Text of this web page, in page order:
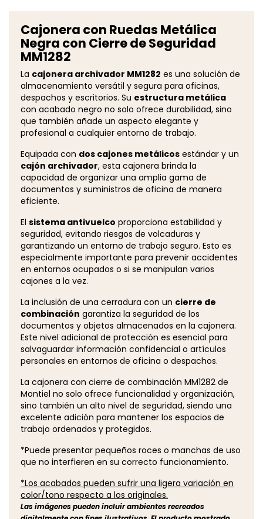
Cajonera con Ruedas Metálica
Negra con Cierre de Seguridad
MM1282
La cajonera archivador MM1282 es una solución de
almacenamiento versátil y segura para oficinas,
despachos y escritorios. Su estructura metálica
con acabado negro no solo ofrece durabilidad, sino
que también añade un aspecto elegante y
profesional a cualquier entorno de trabajo.
Equipada con dos cajones metálicos estándar y un
cajón archivador, esta cajonera brinda la
capacidad de organizar una amplia gama de
documentos y suministros de oficina de manera
eficiente.
El sistema antivuelco proporciona estabilidad y
seguridad, evitando riesgos de volcaduras y
garantizando un entorno de trabajo seguro. Esto es
especialmente importante para prevenir accidentes
en entornos ocupados o si se manipulan varios
cajones a la vez.
La inclusión de una cerradura con un cierre de
combinación garantiza la seguridad de los
documentos y objetos almacenados en la cajonera.
Este nivel adicional de protección es esencial para
salvaguardar información confidencial o artículos
personales en entornos de oficina o despachos.
La cajonera con cierre de combinación MM1282 de
Montiel no solo ofrece funcionalidad y organización,
sino también un alto nivel de seguridad, siendo una
excelente adición para mantener los espacios de
trabajo ordenados y protegidos.
*Puede presentar pequeños roces o manchas de uso
que no interfieren en su correcto funcionamiento.
*Los acabados pueden sufrir una ligera variación en
color/tono respecto a los originales.
Las imágenes pueden incluir ambientes recreados